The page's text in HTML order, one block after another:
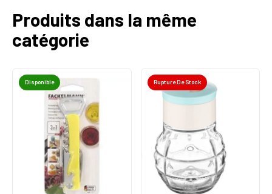
Produits dans la même
catégorie
Disponible Rupture De Stock